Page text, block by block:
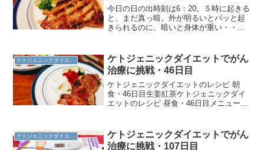
今日の日の出時刻は6：20。５時に起きる
と、まだ真っ暗。外が明るいとパッと起
きられるのに、暗いと身体が重い・・・
って起き上がるよー。生姜紅茶を飲ん
で、６時頃からストレッ...
ケトジェニックダイエット
ケトジェニックダイエットでがん
治療に挑戦・46日目
ケトジェニックダイエットのレシピ 朝
食・46日目生姜紅茶ケトジェニックダイ
エットのレシピ 昼食・46日目メニュー
ョップ 醤油 白ワイン はちみつブロ
ッコリー ニンジン...
ケトジェニックダイエット
ケトジェニックダイエットでがん
治療に挑戦・107日目